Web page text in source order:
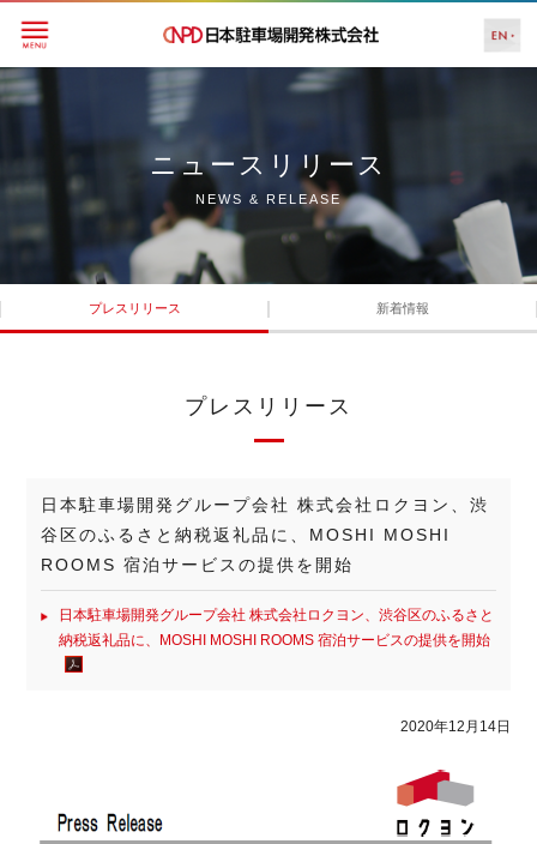
ニュースリリース
NEWS & RELEASE
プレスリリース 新着情報
プレスリリース
日本駐車場開発グループ会社 株式会社ロクヨン、渋
谷区のふるさと納税返礼品に、MOSHI MOSHI
ROOMS 宿泊サービスの提供を開始
日本駐車場開発グループ会社 株式会社ロクヨン、渋谷区のふるさと
納税返礼品に、MOSHI MOSHI ROOMS 宿泊サービスの提供を開始
2020年12月14日